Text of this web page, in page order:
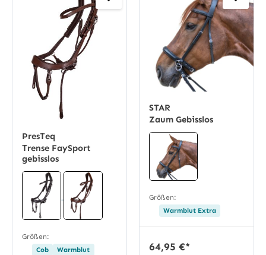
PresTeq
Trense FaySport
gebisslos
Größen:
Cob
Warmblut
STAR
Zaum Gebisslos
Größen:
Warmblut Extra
64,95 €*